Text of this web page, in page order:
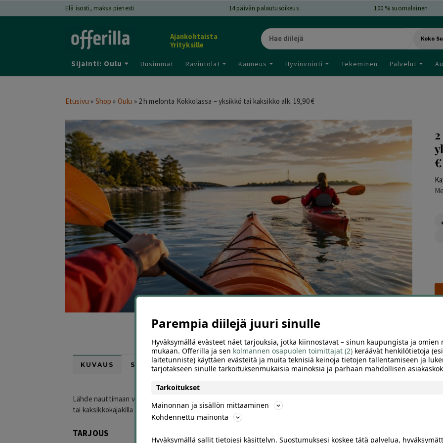
Elä isosti, maksa pienesti 14päivän palautusoikeus 100 % suomalainen
Ajankohtaista
Yrityksille
Koko
Sijainti: Oulu Uusimmat Ravintolat Kauneus Hyvinvointi Tekeminen Palvelut
Etusivu » Shop » Oulu » 2 h melonta Kokkolassa – yksikkö tai kaksikko alk. 19,90 €
KUVAUS SIJAINTI KARTALLA ARVIOT (0) SUOSITTELE
Lähde nauttimaan vesillä liikkumisesta Kokkolan Meripuistossa. Valitse 2 tunnin melonta yksikkökajakilla
tai kaksikkokajakilla tarjoushintaan.
TARJOUS
€
Parempia diilejä juuri sinulle
Hyväksymällä evästeet näet tarjouksia, jotka kiinnostavat – sinun kaupungista ja omien
mukaan. Offerilla ja sen kolmannen osapuolen toimittajat (2) keräävät henkilötietoja
laitetunniste) käyttäen evästeitä ja muita teknisiä keinoja tietojen tallentamiseen ja
tarjotakseen sinulle tarkoituksenmukaisia mainoksia ja parhaan mahdollisen
Tarkoitukset
Mainonnan ja sisällön mittaaminen
Kohdennettu mainonta
Hyväksymällä sallit tietojesi käsittelyn. Suostumuksesi koskee tätä palvelua,